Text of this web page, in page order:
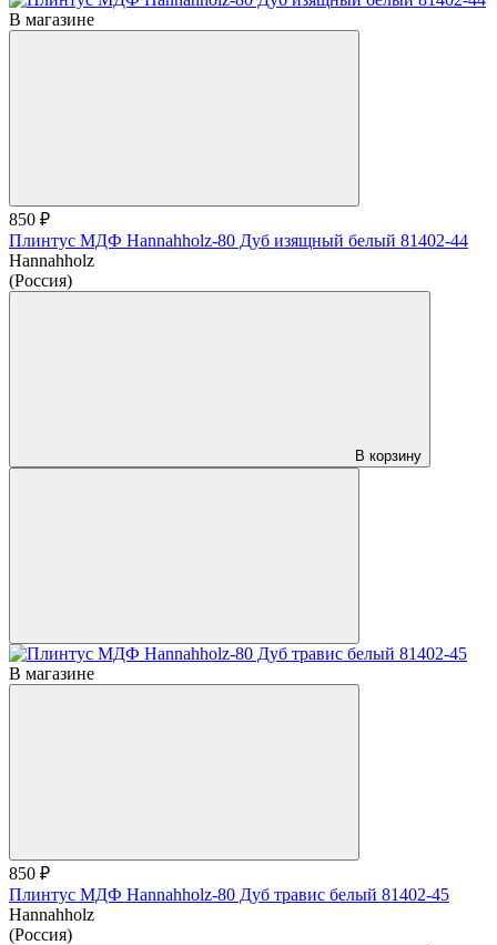
В магазине
850 ₽
Плинтус МДФ Hannahholz-80 Дуб изящный белый 81402-44
Hannahholz
(Россия)
В корзину
В магазине
850 ₽
Плинтус МДФ Hannahholz-80 Дуб травис белый 81402-45
Hannahholz
(Россия)